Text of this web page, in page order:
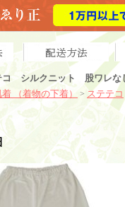
コ シルクニット 股ワレ
（着物の下着） > ステテコ